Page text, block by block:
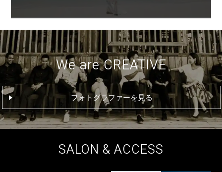
We are CREATIVE
フォトグラファーを見る
SALON & ACCESS